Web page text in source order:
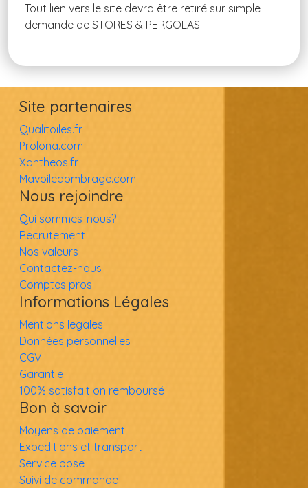
Tout lien vers le site devra être retiré sur simple
demande de STORES & PERGOLAS.
Site partenaires
Qualitoiles.fr
Prolona.com
Xantheos.fr
Mavoiledombrage.com
Nous rejoindre
Qui sommes-nous?
Recrutement
Nos valeurs
Contactez-nous
Comptes pros
Informations Légales
Mentions legales
Données personnelles
CGV
Garantie
100% satisfait on remboursé
Bon à savoir
Moyens de paiement
Expeditions et transport
Service pose
Suivi de commande